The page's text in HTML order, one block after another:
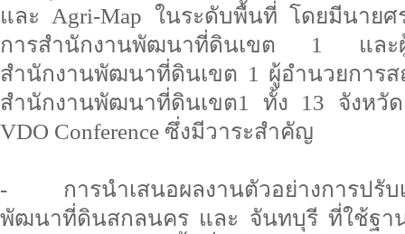
และ Agri-Map ในระดับพื้นที่ โดยมีนาย
การสำนักงานพัฒนาที่ดินเขต 1 และ
สำนักงานพัฒนาที่ดินเขต 1 ผู้อำนวยการ
สำนักงานพัฒนาที่ดินเขต1 ทั้ง 13 จังหวัด
VDO Conference ซึ่งมีวาระสำคัญ
- การนำเสนอผลงานตัวอย่างการปรับ
พัฒนาที่ดินสกลนคร และ จันทบุรี ที่ใช้ฐา